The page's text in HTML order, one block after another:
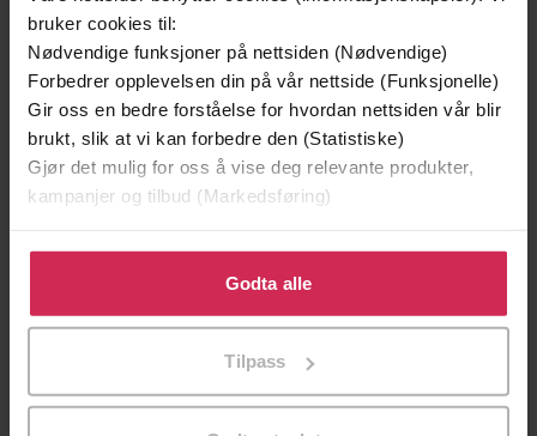
bruker cookies til:
Nødvendige funksjoner på nettsiden (Nødvendige)
Forbedrer opplevelsen din på vår nettside (Funksjonelle)
Gir oss en bedre forståelse for hvordan nettsiden vår blir
brukt, slik at vi kan forbedre den (Statistiske)
Gjør det mulig for oss å vise deg relevante produkter,
kampanjer og tilbud (Markedsføring)
Klikk på «Godta alle» for å gi oss ditt samtykke til å
bruke cookies for alle disse formålene. Du kan også
tilpasse ditt samtykke til spesifikke formål ved å klikke
Godta alle
Tilpass
Doppler
EBOK
Naiv. Super
EBOK